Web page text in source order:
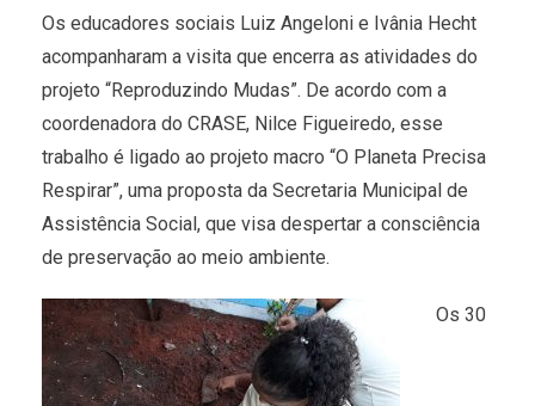
Os educadores sociais Luiz Angeloni e Ivânia Hecht
acompanharam a visita que encerra as atividades do
projeto “Reproduzindo Mudas”. De acordo com a
coordenadora do CRASE, Nilce Figueiredo, esse
trabalho é ligado ao projeto macro “O Planeta Precisa
Respirar”, uma proposta da Secretaria Municipal de
Assistência Social, que visa despertar a consciência
de preservação ao meio ambiente.
Os 30